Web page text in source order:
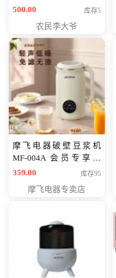
专享价400元
500.00 库存5
农民李大爷
摩飞电器破壁豆浆机
MF-004A 会员专享价
168元
359.00 库存95
摩飞电器专卖店